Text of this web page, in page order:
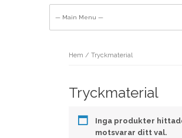
Hem / Tryckmaterial
Tryckmaterial
Inga produkter
motsvarar ditt val.